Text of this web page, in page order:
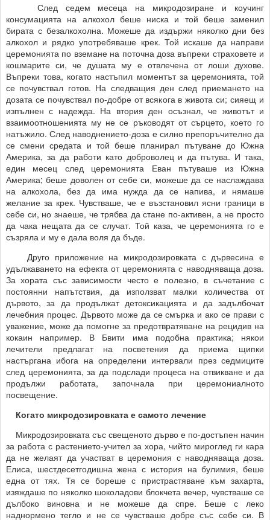
След седем месеца на микродозиране и коучинг
консумацията на алкохол беше ниска и той беше заменил
бирата с безалкохолна. Можеше да издържи няколко дни без
алкохол и рядко употребяваше крек. Той искаше да направи
церемонията по вземане на поточна доза въпреки страховете и
кошмарите си, че душата му е отвлечена от лоши духове.
Въпреки това, когато настъпил моментът за церемонията, той
се почувствал готов. На следващия ден след приемането на
дозата се почувствал по-добре от всякога в живота си; сияещ и
изпълнен с надежда. На втория ден осъзнал, че животът и
взаимоотношенията му не се ръководят от сърцето, което го
натъжило. След наводнението-доза е силно препоръчително да
се смени средата и той беше планирал пътуване до Южна
Америка, за да работи като доброволец и да пътува. И така,
един месец след церемонията Еван пътуваше из Южна
Америка; беше доволен от себе си, можеше да се наслаждава
на алкохола, без да има нужда да се напива, и нямаше
желание за крек. Чувстваше, че е възстановил ясни граници в
себе си, но знаеше, че трябва да стане по-активен, а не просто
да чака нещата да се случат. Той каза, че церемонията го е
съзряла и му е дала воля да бъде.
Друго приложение на микродозировката с дървесина е
удължаването на ефекта от церемонията с наводняваща доза.
За хората със зависимости често е полезно, в съчетание с
постоянни напътствия, да използват малки количества от
дървото, за да продължат детоксикацията и да задълбочат
лечебния процес. Дървото може да се смърка и ако се прави с
уважение, може да помогне за предотвратяване на рецидив на
кокаин например. В Бвити има подобна практика; някои
лечители предлагат на посветения да приема щипки
настъргана ибога на определени интервали през седмиците
след церемонията, за да подслади процеса на отвикване и да
продължи работата, започнала при церемониалното
посвещение.
Когато микродозировката е самото лечение
Микродозировката със свещеното дърво е по-достъпен начин
за работа с растението-учител за хора, чийто мироглед ги кара
да не желаят да участват в церемония с наводняваща доза.
Елиса, шестдесетгодишна жена с история на булимия, беше
една от тях. Тя се бореше с пристрастяване към захарта,
изяждаше по няколко шоколадови блокчета вечер, чувстваше се
дълбоко виновна и не можеше да спре. Беше с леко
наднормено тегло и не се чувстваше добре със себе си. В